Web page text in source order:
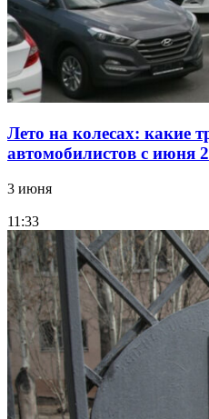
Лето на колесах: какие
автомобилистов с июня
3 июня
11:33